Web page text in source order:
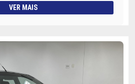
VER MAIS